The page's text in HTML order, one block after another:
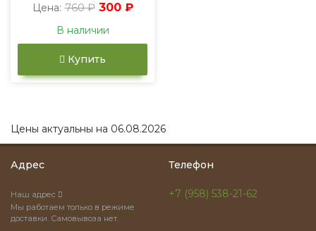
Цена: 760 ₽ 300 ₽
В наличии
Купить
Цены актуальны на 06.08.2026
Адрес
Наш адрес
Мы работаем только в режиме
доставки. Самовывоза нет.
Телефон
+7 (958) 538-21-62